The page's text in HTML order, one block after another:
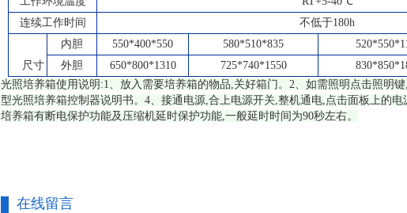
连续工作时间
不低于180h
尺寸
内胆 550*400*550 580*510*835
外胆
650*800*1310 725*740*1550
光照培养箱使用说明:1、放入需要培养箱的物品,关好箱门。2、如需照明点击照明
型光照培养箱控制器说明书。4、接通电源,合上电源开关,整机通电,点击面板上的
培养箱有断电保护功能及压缩机延时保护功能,一般延时时间为90秒左右。
在线留言